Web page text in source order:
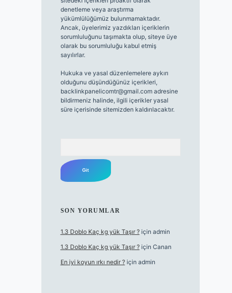
denetleme veya araştırma
yükümlülüğümüz bulunmamaktadır.
Ancak, üyelerimiz yazdıkları içeriklerin
sorumluluğunu taşımakta olup, siteye üye
olarak bu sorumluluğu kabul etmiş
sayılırlar.
Hukuka ve yasal düzenlemelere aykırı
olduğunu düşündüğünüz içerikleri,
backlinkpanelicomtr@gmail.comadresine
bildirmeniz halinde, ilgili içerikler yasal
süre içerisinde sitemizden kaldırılacaktır.
SON YORUMLAR
1.3 Doblo Kaç kg yük Taşır ?için admin
1.3 Doblo Kaç kg yük Taşır ?için Canan
En iyi koyun ırkı nedir ?için admin